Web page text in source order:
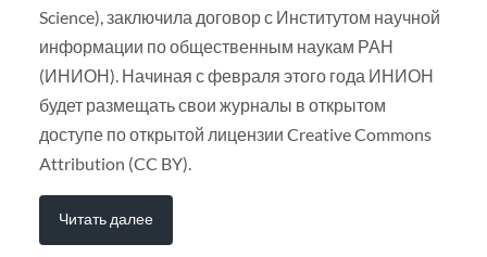
Science), заключила договор с Институтом научной
информации по общественным наукам РАН
(ИНИОН). Начиная с февраля этого года ИНИОН
будет размещать свои журналы в открытом
доступе по открытой лицензии Creative Commons
Attribution (CC BY).
Читать далее